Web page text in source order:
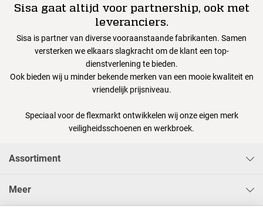
Sisa gaat altijd voor partnership, ook met
leveranciers.
Sisa is partner van diverse vooraanstaande fabrikanten. Samen
versterken we elkaars slagkracht om de klant een top-
dienstverlening te bieden.
Ook bieden wij u minder bekende merken van een mooie kwaliteit en
vriendelijk prijsniveau.
Speciaal voor de flexmarkt ontwikkelen wij onze eigen merk
veiligheidsschoenen en werkbroek.
Assortiment
Meer